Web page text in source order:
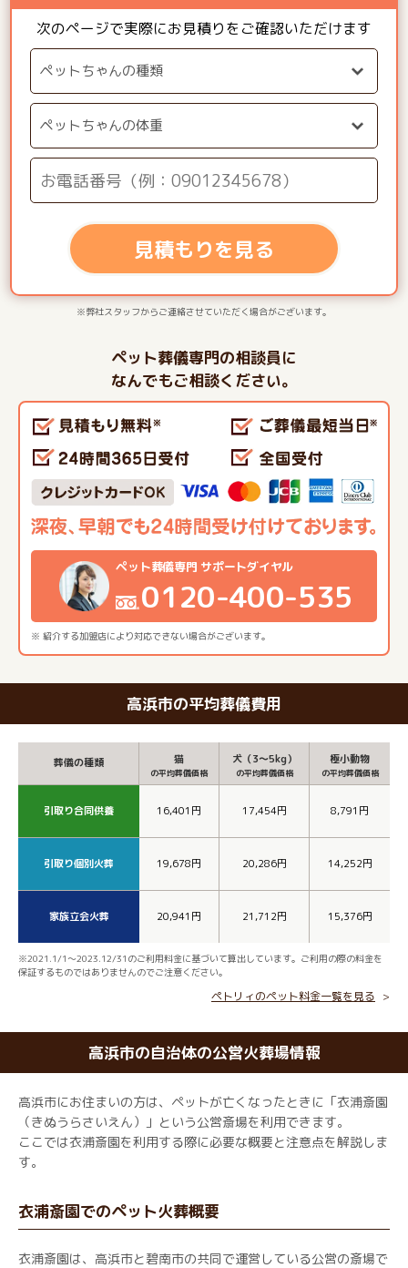
次のページで実際にお見積りをご確認いただけます
見積もりを見る
※弊社スタッフからご連絡させていただく場合がございます。
ペット葬儀専門の相談員に
なんでもご相談ください。
※ 紹介する加盟店により対応できない場合がございます。
ペット葬儀専門 サポートダイヤル
0120-400-535
高浜市の平均葬儀費用
葬儀の種類 猫
の平均葬儀価格
犬（3～5kg）
の平均葬儀価格
極小動物
の平均葬儀価格
引取り合同供養 16,401円 17,454円 8,791円
引取り個別火葬 19,678円 20,286円 14,252円
家族立会火葬 20,941円 21,712円 15,376円
※2021.1/1～2023.12/31のご利用料金に基づいて算出しています。ご利用の際の料金を
保証するものではありませんのでご注意ください。
ペトリィのペット料金一覧を見る
高浜市の自治体の公営火葬場情報
高浜市にお住まいの方は、ペットが亡くなったときに「衣浦斎園
（きぬうらさいえん）」という公営斎場を利用できます。
ここでは衣浦斎園を利用する際に必要な概要と注意点を解説しま
す。
衣浦斎園でのペット火葬概要
衣浦斎園は、高浜市と碧南市の共同で運営している公営の斎場で